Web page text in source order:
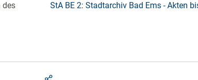
des
StA BE 2: Stadtarchiv Bad Ems - Akten